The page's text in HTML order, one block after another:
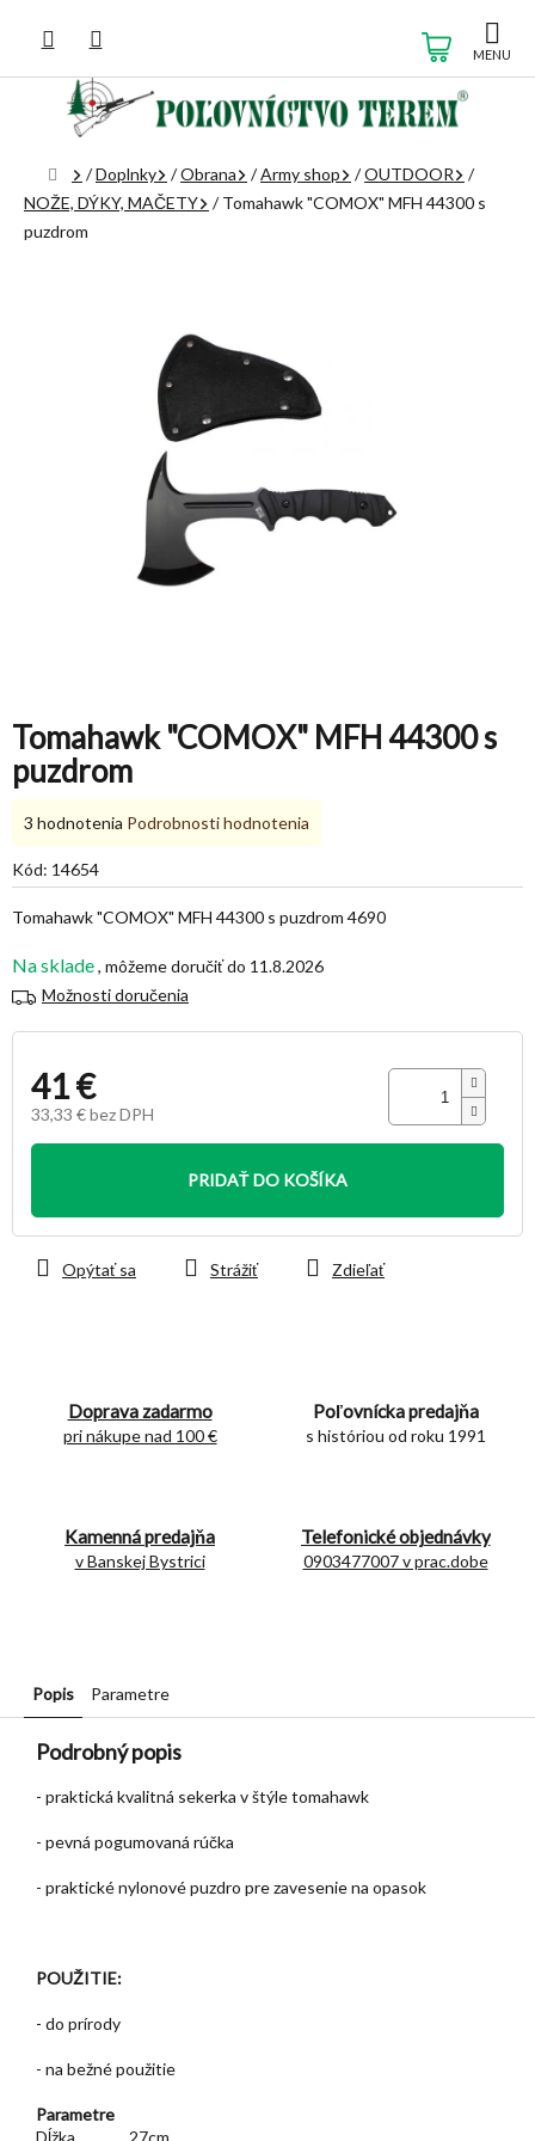
obsah
KOŠÍK
Domov
/Doplnky /Obrana /Army shop /OUTDOOR
/
NOŽE, DÝKY, MAČETY
/ Tomahawk "COMOX" MFH 44300 s
puzdrom
Tomahawk "COMOX" MFH 44300 s
puzdrom
Kód: 14654
Na sklade
11.8.2026
Možnosti doručenia
41 €
33,33 € bez DPH
Jednotková
PRIDAŤ DO KOŠÍKA
Doprava zadarmo
pri nákupe nad 100 €
Poľovnícka predajňa
s históriou od roku 1991
Kamenná predajňa
v Banskej Bystrici
Telefonické objednávky
0903477007 v prac.dobe
Tomahawk "COMOX" MFH 44300 s puzdrom 4690
Opýtať sa Strážiť Zdieľať
Priemerné
produktu
je
5,0
5
hviezdičiek.
3 hodnotenia Podrobnosti hodnotenia
Popis Parametre
Podrobný popis
- praktická kvalitná sekerka v štýle tomahawk
- pevná pogumovaná rúčka
- praktické nylonové puzdro pre zavesenie na opasok
POUŽITIE:
- do prírody
- na bežné použitie
Parametre